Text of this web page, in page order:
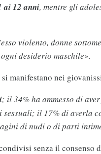
ai 12 anni, mentre gli
violento, donne
desiderio maschile».
manifestano nei
; il 34% ha ammesso di
il 17% di averla
di nudi o di parti
senza il consenso